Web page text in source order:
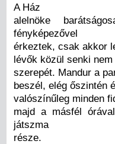
A Ház
alelnöke
fényképezővel
érkeztek, csak akkor
lévők közül senki
szerepét. Mandur a
beszél, elég őszintén
valószínűleg minden
majd a másfél
játszma
része.